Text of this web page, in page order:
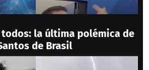
todos: la última polémica de
de Brasil